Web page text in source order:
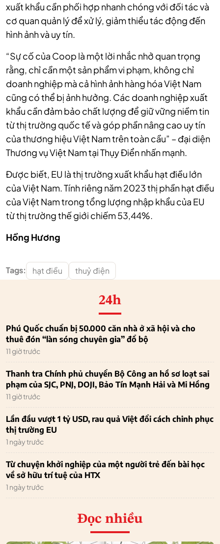
xuất khẩu cần phối hợp nhanh chóng với đối tác và
cơ quan quản lý để xử lý, giảm thiểu tác động đến
hình ảnh và uy tín.
“Sự cố của Coop là một lời nhắc nhở quan trọng
rằng, chỉ cần một sản phẩm vi phạm, không chỉ
doanh nghiệp mà cả hình ảnh hàng hóa Việt Nam
cũng có thể bị ảnh hưởng. Các doanh nghiệp xuất
khẩu cần đảm bảo chất lượng để giữ vững niềm tin
từ thị trường quốc tế và góp phần nâng cao uy tín
của thương hiệu Việt Nam trên toàn cầu” – đại diện
Thương vụ Việt Nam tại Thụy Điển nhấn mạnh.
Được biết, EU là thị trường xuất khẩu hạt điều lớn
của Việt Nam. Tính riêng năm 2023 thị phần hạt điều
của Việt Nam trong tổng lượng nhập khẩu của EU
từ thị trường thế giới chiếm 53,44%.
Hồng Hương
Tags: hạt điều thuỷ điện
24h
Phú Quốc chuẩn bị 50.000 căn nhà ở xã hội và cho
thuê đón “làn sóng chuyên gia” đổ bộ
11 giờ trước
Thanh tra Chính phủ chuyển Bộ Công an hồ sơ loạt sai
phạm của SJC, PNJ, DOJI, Bảo Tín Mạnh Hải và Mi Hồng
11 giờ trước
Lần đầu vượt 1 tỷ USD, rau quả Việt đổi cách chinh phục
thị trường EU
1 ngày trước
Từ chuyện khởi nghiệp của một người trẻ đến bài học
về sở hữu trí tuệ của HTX
1 ngày trước
Đọc nhiều